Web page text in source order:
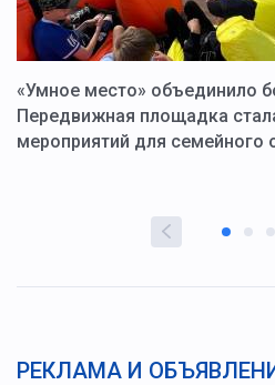
«Умное место» объединило
Передвижная площадка
мероприятий для семейного
РЕКЛАМА И